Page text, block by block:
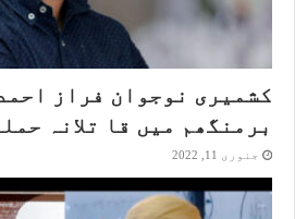
کشمیری نوجوان فراز
برمنگھم میں قا تلانہ
جنوری 11, 2022